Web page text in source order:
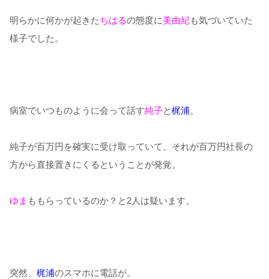
明らかに何かが起きたちはるの態度に美由紀も気づいていた
様子でした。
病室でいつものように会って話す純子と梶浦。
純子が百万円を確実に受け取っていて、それが百万円社長の
方から直接置きにくるということが発覚。
ゆま ももらっているのか？と 2人は疑います。
突然、 梶浦のスマホに電話が。